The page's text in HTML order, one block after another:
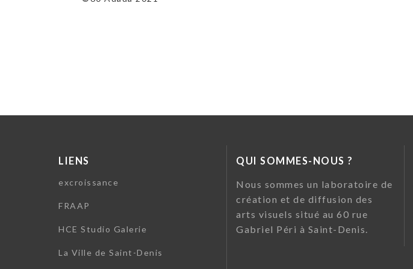
LIENS
excroissance
FRAAP
HCE Studio Galerie
La Ville de Saint-Denis
QUI SOMMES-NOUS ?
Nous sommes un laboratoire de
création et de diffusion des
arts visuels situé au 60 rue
Gabriel Péri à Saint-Denis.